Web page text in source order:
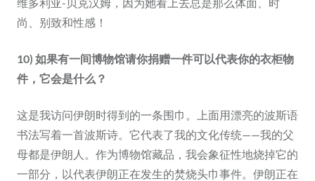
尚、别致和性感！
10) 如果有一间博物馆请你捐赠一件可以代表你的衣柜物
件，它会是什么？
这是我访问伊朗时得到的一条围巾。上面用漂亮的波斯语
书法写着一首波斯诗。它代表了我的文化传统——我的父
母都是伊朗人。作为博物馆藏品，我会象征性地烧掉它的
一部分，以代表伊朗正在发生的焚烧头巾事件。伊朗正在